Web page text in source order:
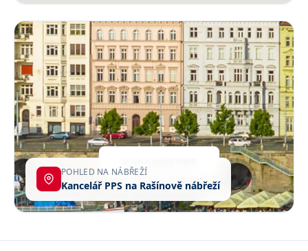
POHLED NA NÁBŘEŽÍ
Kancelář PPS na Rašínově nábřeží